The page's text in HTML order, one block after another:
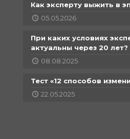
Как эксперту выжить в
05.05.2026
При каких условиях
актуальны через 20 лет?
08.08.2025
Тест «12 способов
22.05.2025